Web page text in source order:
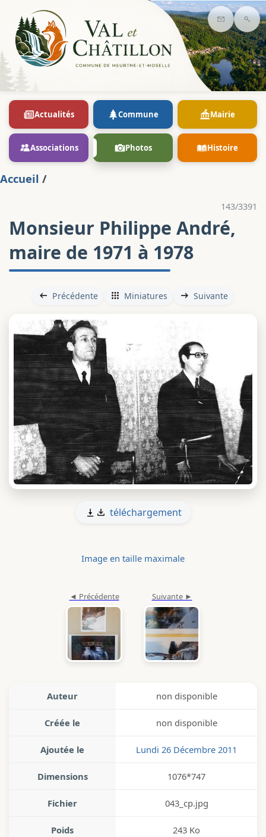
Contact
Actualités Commune Mairie
Associations Photos Histoire
Accueil /
143/3391
Monsieur Philippe André,
maire de 1971 à 1978
Précédente Miniatures Suivante
téléchargement
Image en taille maximale
Auteur non disponible
Créée le non disponible
Ajoutée le Lundi 26 Décembre 2011
Dimensions 1076*747
Fichier 043_cp.jpg
Poids 243 Ko